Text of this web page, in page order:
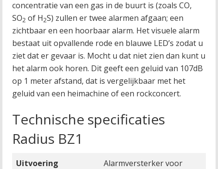
concentratie van een gas in de buurt is (zoals CO,
SO2 of H2S) zullen er twee alarmen afgaan; een
zichtbaar en een hoorbaar alarm. Het visuele alarm
bestaat uit opvallende rode en blauwe LED’s zodat u
ziet dat er gevaar is. Mocht u dat niet zien dan kunt u
het alarm ook horen. Dit geeft een geluid van 107dB
op 1 meter afstand, dat is vergelijkbaar met het
geluid van een heimachine of een rockconcert.
Technische specificaties
Radius BZ1
Uitvoering
Alarmversterker voor